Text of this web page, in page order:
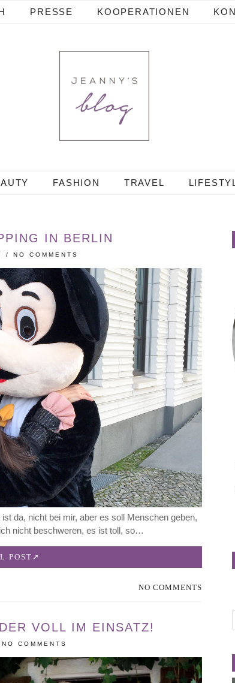
PRESSE KOOPERATIONEN
FASHION TRAVEL
IN BERLIN
/ NO COMMENTS
da, nicht bei mir, aber es soll Menschen geben,
nicht beschweren, es ist toll, so…
POST
NO COMMENTS
VOLL IM EINSATZ!
NO COMMENTS